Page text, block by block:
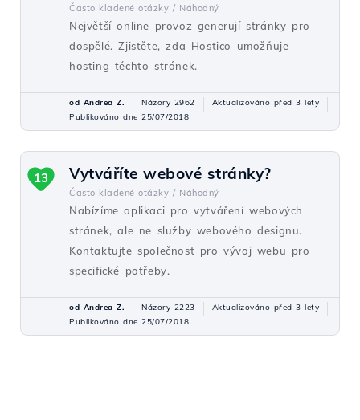
Často kladené otázky / Náhodný
Největší online provoz generují stránky pro
dospělé. Zjistěte, zda Hostico umožňuje
hosting těchto stránek.
od Andrea Z. Názory 2962
Aktualizováno před 3 lety
Publikováno dne 25/07/2018
Vytváříte webové stránky?
Často kladené otázky / Náhodný
Nabízíme aplikaci pro vytváření webových
stránek, ale ne služby webového designu.
Kontaktujte společnost pro vývoj webu pro
specifické potřeby.
13
od Andrea Z. Názory 2223
Aktualizováno před 3 lety
Publikováno dne 25/07/2018